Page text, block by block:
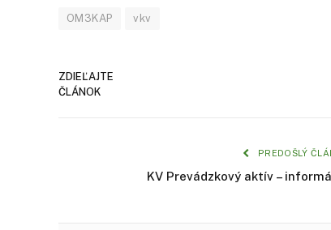
OM3KAP vkv
ZDIEĽAJTE
ČLÁNOK
PREDOŠLÝ
KV Prevádzkový aktív –